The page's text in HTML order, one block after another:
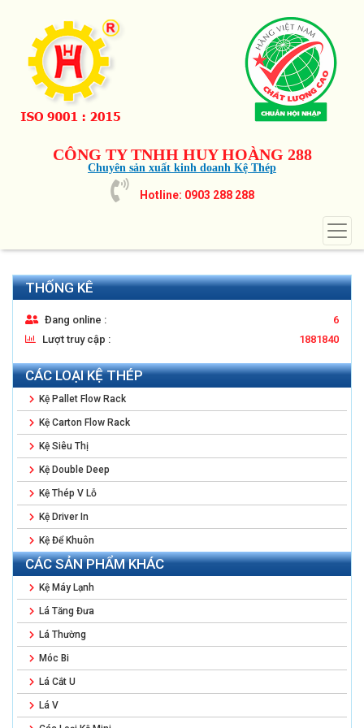
CÔNG TY TNHH HUY HOÀNG 288
Chuyên sản xuất kinh doanh Kệ Thép
Hotline: 0903 288 288
THỐNG KÊ
Đang online :
6
Lượt truy cập :
1881840
CÁC LOẠI KỆ THÉP
Kệ Pallet Flow Rack
Kệ Carton Flow Rack
Kệ Siêu Thị
Kệ Double Deep
Kệ Thép V Lỗ
Kệ Driver In
Kệ Để Khuôn
CÁC SẢN PHẨM KHÁC
Kệ Máy Lạnh
Lá Tăng Đưa
Lá Thường
Móc Bi
Lá Cắt U
Lá V